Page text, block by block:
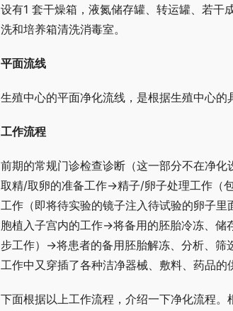
设有1 套干燥箱，液氮储存罐、转运罐、若干
洗和培养箱清洗消毒室。
平面流线
生殖中心的平面净化流线，是根据生殖中心
工作流程
前期的常规门诊检查诊断（这一部分不在净
取精/取卵的准备工作→精子/卵子处理工作（
工作（即将待实验的镜子注入待试验的卵子
胞植入子宫内的工作→将备用的胚胎冷冻、
步工作）→将患者的备用胚胎解冻、分析、
工作中又穿插了各种洁净器械、敷料、药品的
下面根据以上工作流程，介绍一下净化流程